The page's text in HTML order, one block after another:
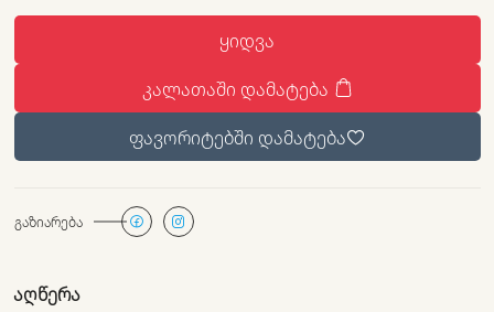
ᲧᲘᲓᲕᲐ
ᲙᲐᲚᲐᲗᲐᲨᲘ ᲓᲐᲛᲐᲢᲔᲑᲐ
ᲤᲐᲕᲝᲠᲘᲢᲔᲑᲨᲘ ᲓᲐᲛᲐᲢᲔᲑᲐ
ᲒᲐᲖᲘᲐᲠᲔᲑᲐ
ᲐᲦᲬᲔᲠᲐ